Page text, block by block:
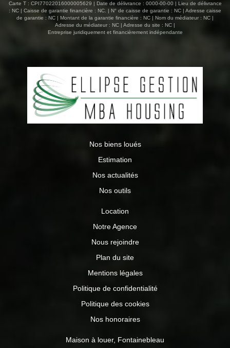
Carte T : CPI77022016000005629 | Date de délivrance : 0000-00-00 | Lieu de délivrance
: NC | Caisse de garantie financière : NC. | N° de caisse de garantie : NC | Adresse caisse
de garantie : NC | Montant de la garantie financière : NC | Nom du médiateur : NC |
Adresse du médiateur : NC | Adresse du site : NC |
Entreprise juridiquement et financièrement indépendante
Nos biens loués
Estimation
Nos actualités
Nos outils
Location
Notre Agence
Nous rejoindre
Plan du site
Mentions légales
Politique de confidentialité
Politique des cookies
Nos honoraires
Maison à louer, Fontainebleau